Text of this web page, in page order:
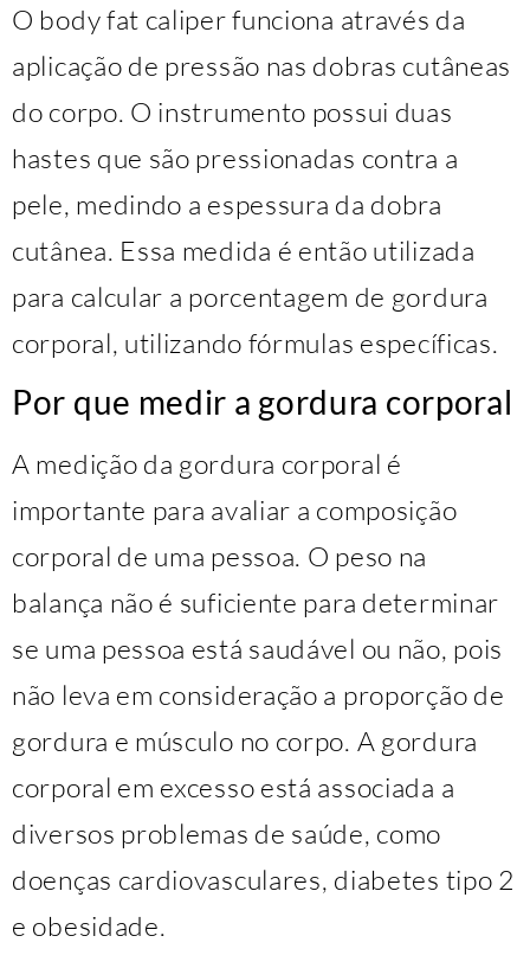
O body fat caliper funciona através da
aplicação de pressão nas dobras cutâneas
do corpo. O instrumento possui duas
hastes que são pressionadas contra a
pele, medindo a espessura da dobra
cutânea. Essa medida é então utilizada
para calcular a porcentagem de gordura
corporal, utilizando fórmulas específicas.
Por que medir a gordura corporal
A medição da gordura corporal é
importante para avaliar a composição
corporal de uma pessoa. O peso na
balança não é suficiente para determinar
se uma pessoa está saudável ou não, pois
não leva em consideração a proporção de
gordura e músculo no corpo. A gordura
corporal em excesso está associada a
diversos problemas de saúde, como
doenças cardiovasculares, diabetes tipo 2
e obesidade.